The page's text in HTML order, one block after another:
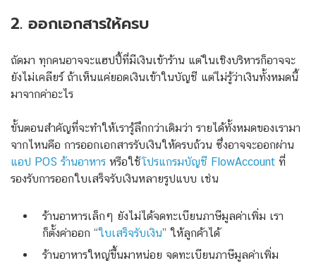
2. ออกเอกสารให้ครบ
ถัดมา ทุกคนอาจจะแฮปปี้ที่มีเงินเข้าร้าน แต่ในเชิงบริหารก็อาจจะ
ยังไม่เคลียร์ ถ้าเห็นแค่ยอดเงินเข้าในบัญชี แต่ไม่รู้ว่าเงินทั้งหมดนี้
มาจากค่าอะไร
ขั้นตอนสำคัญที่จะทำให้เรารู้ลึกกว่าเดิมว่า รายได้ทั้งหมดของเรามา
จากไหนคือ การออกเอกสารรับเงินให้ครบถ้วน ซึ่งอาจจะออกผ่าน
แอป POS ร้านอาหาร หรือใช้โปรแกรมบัญชี FlowAccount ที่
รองรับการออกใบเสร็จรับเงินหลายรูปแบบ เช่น
ร้านอาหารเล็กๆ ยังไม่ได้จดทะเบียนภาษีมูลค่าเพิ่ม เรา
ก็ตั้งค่าออก “ใบเสร็จรับเงิน” ให้ลูกค้าได้
ร้านอาหารใหญ่ขึ้นมาหน่อย จดทะเบียนภาษีมูลค่าเพิ่ม